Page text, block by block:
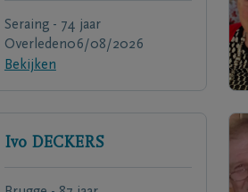
Seraing - 74 jaar
Overleden06/08/2026
Bekijken
Ivo DECKERS